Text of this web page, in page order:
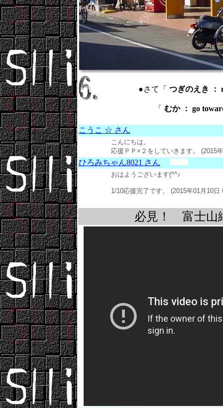
●さて「 つぎのえき ：
「 むか ： go
こうこ ☆ さん
こんにちは。
応援ＰＰ×２をしていきます。 (2015
ひろみちゃん8021 さん
おはようございます(^^♪
1/10応援完了です。 (2015年01月10日
必見！ 富士山